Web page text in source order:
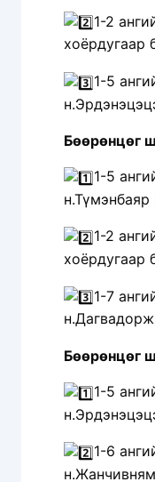
1-2
хоёрдугаар
1-5
Бөөрөнцөг
1-5
н.Түмэнбаяр
1-2
хоёрдугаар
1-7
Бөөрөнцөг
1-5
1-6